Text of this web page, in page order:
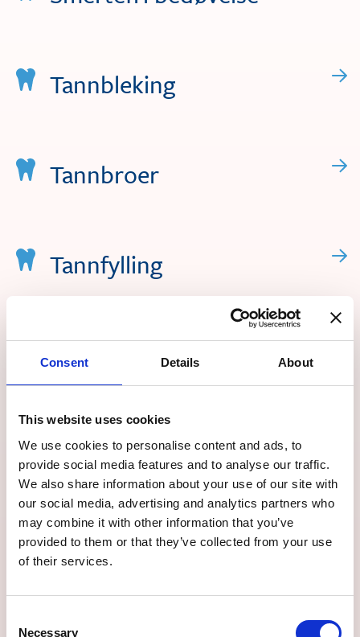
Consent Details About
This website uses cookies
We use cookies to personalise content and ads, to
provide social media features and to analyse our traffic.
We also share information about your use of our site with
our social media, advertising and analytics partners who
may combine it with other information that you’ve
provided to them or that they’ve collected from your use
of their services.
Necessary
Tannbleking
Tannbroer
Tannfylling
Tannkroner
Tannsteinrens / Airflow
Undersøkelse og
behandling